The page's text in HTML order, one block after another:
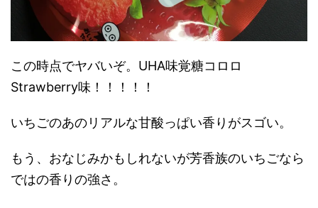
この時点でヤバいぞ。UHA味覚糖コロロ
Strawberry味！！！！！
いちごのあのリアルな甘酸っぱい香りがスゴい。
もう、おなじみかもしれないが芳香族のいちごなら
ではの香りの強さ。